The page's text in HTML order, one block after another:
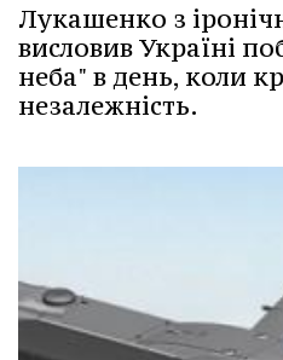
Лукашенко з
висловив Україні
неба" в день, коли
незалежність.